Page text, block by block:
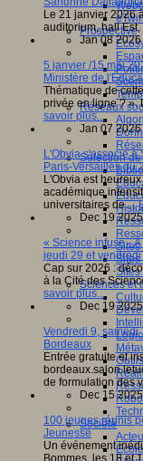
Prospective
Réseaux
Sélection
Sites
Sites
Sciences et
Société
Le 21 janvier 2026
auditorium, hall
Jan 08 2026
5 janvier /15 mai
Ministère de
Thématique de
privée en ligne ? ».
savoir plus...
Jan 07 2026
L'Obvia s'associe à
Paris-Versailles du
L'Obvia est
académique
universitaires de…
Dec 19 2025
« Science infuse -
jeudi 29 et
Cap sur 2026 :
à la Cité des
savoir plus...
Dec 19 2025
Vendredi 9, samedi
Bordeaux
Entrée gratuite et
de formulation des
Dec 15 2025
100 jeunes réunis
Jeunesse
Un événement
Bommes, les 18 et